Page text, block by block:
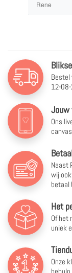
Rene
Bestel
12-
Jouw
Ons
Naast
wij
betaal
Het
Of het
uniek
Onze